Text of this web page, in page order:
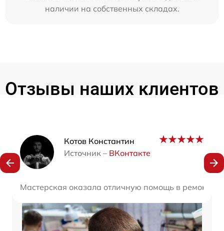
наличии на собственных складах.
Отзывы наших клиентов
Котов Константин
Источник – ВКонтакте
Мастерская оказала отличную помощь в ремонте
Наши мастера